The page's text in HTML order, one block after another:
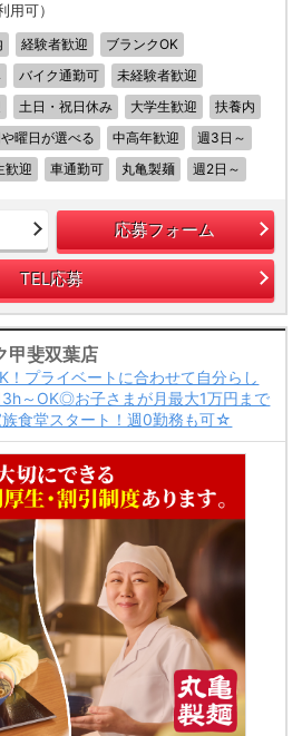
用可）
経験者歓迎
ブランクOK
バイク通勤可
未経験者歓迎
土日・祝日休み 大学生歓迎
扶養内
曜日が選べる 中高年歓迎
週3日～
歓迎 車通勤可 丸亀製麺 週2日～
応募フォーム
TEL応募
甲斐双葉店
プライベートに合わせて自分らし
3h～OK◎お子さまが月最大1万円まで
食堂スタート！週0勤務も可☆